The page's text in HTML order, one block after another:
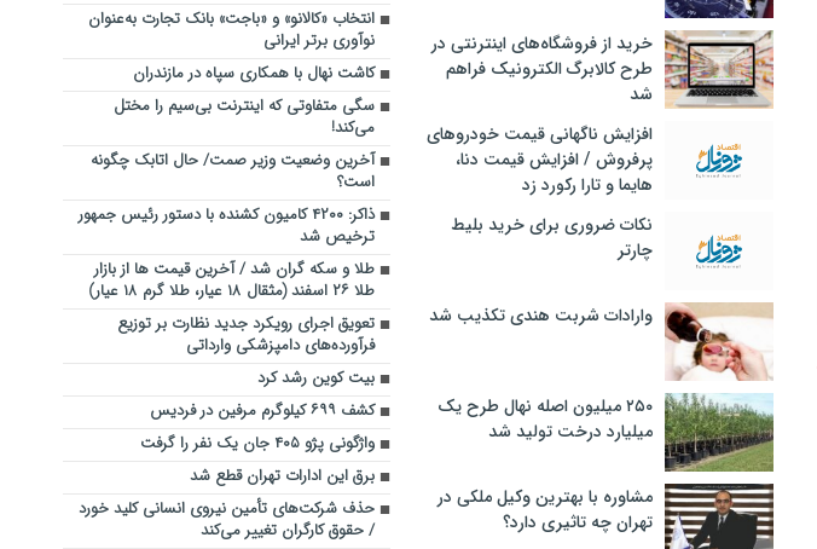
خرید از فروشگاه‌های اینترنتی در
طرح کالابرگ الکترونیک فراهم
شد
افزایش ناگهانی قیمت خودروهای
پرفروش / افزایش قیمت دنا،
هایما و تارا رکورد زد
نکات ضروری برای خرید بلیط
چارتر
وارادات شربت هندی تکذیب شد
۲۵۰ میلیون اصله نهال طرح یک
میلیارد درخت تولید شد
مشاوره با بهترین وکیل ملکی در
تهران چه تاثیری دارد؟
انتخاب «کالانو» و «باجت» بانک تجارت به‌عنوان
نوآوری برتر ایرانی
کاشت نهال با همکاری سپاه در مازندران
سگی متفاوتی که اینترنت بی‌سیم را مختل
می‌کند!
آخرین وضعیت وزیر صمت/ حال اتابک چگونه
است؟
ذاکر: ۴۲۰۰ کامیون کشنده با دستور رئیس‌ جمهور
ترخیص شد‌
طلا و سکه گران شد / آخرین قیمت ها از بازار
طلا ۲۶ اسفند (مثقال ۱۸ عیار، طلا گرم ۱۸ عیار)
تعویق اجرای رویکرد جدید نظارت بر توزیع
فرآورده‌های دامپزشکی وارداتی
بیت کوین رشد کرد
کشف ۶۹۹ کیلوگرم مرفین در فردیس
واژگونی پژو ۴۰۵ جان یک نفر را گرفت
برق این ادارات تهران قطع شد
حذف شرکت‌های تأمین نیروی انسانی کلید خورد
/ حقوق کارگران تغییر می‌کند